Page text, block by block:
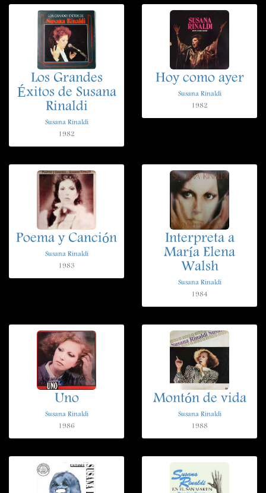
Los Grandes
Éxitos de Susana
Rinaldi
Susana Rinaldi
1982
Hoy como ayer
Susana Rinaldi
1982
Poema y Canción
Susana Rinaldi
1983
Interpreta a
María Elena
Walsh
Susana Rinaldi
1984
Uno
Susana Rinaldi
1986
Montón de vida
Susana Rinaldi
1988